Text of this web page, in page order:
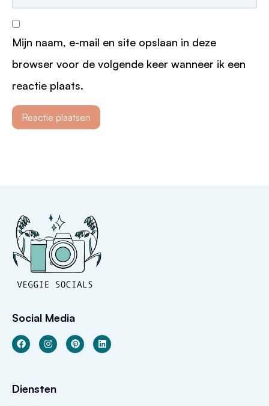
Mijn naam, e-mail en site opslaan in deze
browser voor de volgende keer wanneer ik een
reactie plaats.
Social Media
Diensten